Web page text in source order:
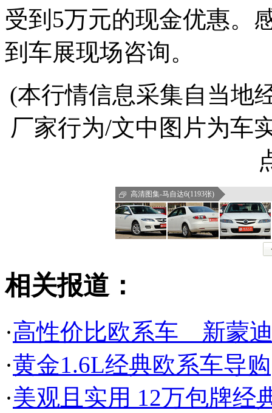
受到5万元的现金优惠。
到车展现场咨询。
(本行情信息采集自当地
厂家行为/文中图片为车
高清图集-马自达6(1193张)
相关报道：
·高性价比欧系车 新蒙
·黄金1.6L经典欧系车导购
·美观且实用 12万包牌经